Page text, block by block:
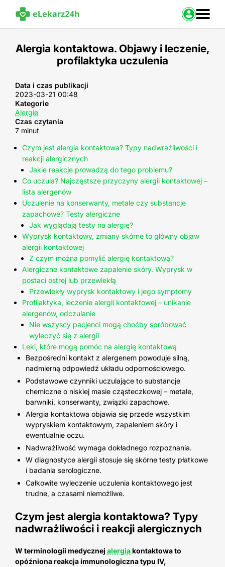
Zaloguj
Strona Główna
Alergia kontaktowa. Objawy i leczenie,
profilaktyka uczulenia
Data i czas publikacji
2023-03-21 00:48
Kategorie
Alergie
Czas czytania
7 minut
Czym jest alergia kontaktowa? Typy nadwrażliwości i
reakcji alergicznych
Jakie reakcje prowadzą do tego problemu?
Co uczula? Najczęstsze przyczyny alergii kontaktowej –
lista alergenów
Uczulenie na konserwanty, metale czy substancje
zapachowe? Testy alergiczne
Jak wyglądają testy na alergię?
Wyprysk kontaktowy, zmiany skórne to główny objaw
alergii kontaktowej
Z czym można pomylić alergię kontaktową?
Alergiczne kontaktowe zapalenie skóry. Wyprysk w
postaci ostrej lub przewlekłą
Przewlekły wyprysk kontaktowy i jego symptomy
Profilaktyka, leczenie alergii kontaktowej – unikanie
alergenów, odczulanie
Nie wszyscy pacjenci mogą choćby spróbować
wyleczyć się z alergii
Leki, które mogą pomóc na alergię kontaktową
Bezpośredni kontakt z alergenem powoduje silną,
nadmierną odpowiedź układu odpornościowego.
Podstawowe czynniki uczulające to substancje
chemiczne o niskiej masie cząsteczkowej – metale,
barwniki, konserwanty, związki zapachowe.
Alergia kontaktowa objawia się przede wszystkim
wypryskiem kontaktowym, zapaleniem skóry i
ewentualnie oczu.
Nadwrażliwość wymaga dokładnego rozpoznania.
W diagnostyce alergii stosuje się skórne testy płatkowe
i badania serologiczne.
Całkowite wyleczenie uczulenia kontaktowego jest
trudne, a czasami niemożliwe.
Czym jest alergia kontaktowa? Typy
nadwrażliwości i reakcji alergicznych
W terminologii medycznej alergiakontaktowa to
opóźniona reakcja immunologiczna typu IV,